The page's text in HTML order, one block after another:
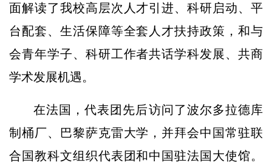
面解读了我校高层次人才引进、科研启动、平
台配套、生活保障等全套人才扶持政策，和与
会青年学子、科研工作者共话学科发展、共商
学术发展机遇。
在法国，代表团先后访问了波尔多拉德库
制桶厂、巴黎萨克雷大学，并拜会中国常驻联
合国教科文组织代表团和中国驻法国大使馆。